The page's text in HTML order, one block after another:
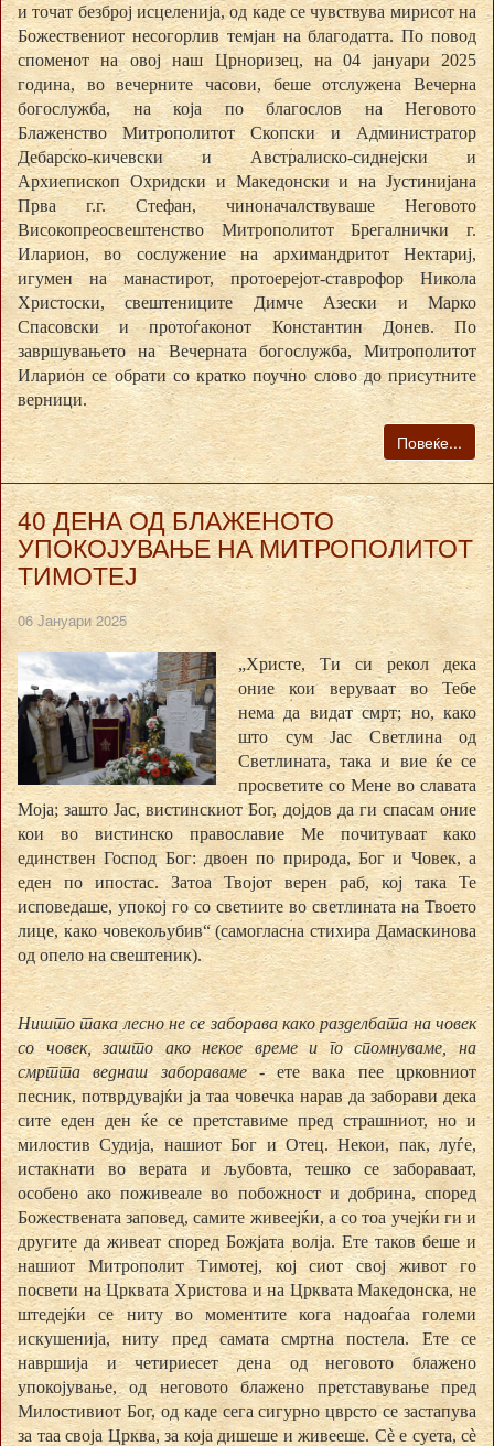
и точат безброј исцеленија, од каде се чувствува мирисот на
Божествениот несогорлив темјан на благодатта. По повод
споменот на овој наш Црноризец, на 04 јануари 2025
година, во вечерните часови, беше отслужена Вечерна
богослужба, на која по благослов на Неговото
Блаженство Митрополитот Скопски и Администратор
Дебарско-кичевски и Австралиско-сиднејски и
Архиепископ Охридски и Македонски и на Јустинијана
Прва г.г. Стефан, чиноначалствуваше Неговото
Високопреосвештенство Митрополитот Брегалнички г.
Иларион, во сослужение на архимандритот Нектариј,
игумен на манастирот, протоерејот-ставрофор Никола
Христоски, свештениците Димче Азески и Марко
Спасовски и протоѓаконот Константин Донев. По
завршувањето на Вечерната богослужба, Митрополитот
Иларион се обрати со кратко поучно слово до присутните
верници.
Повеќе...
40 ДЕНА ОД БЛАЖЕНОТО
УПОКОЈУВАЊЕ НА МИТРОПОЛИТОТ
ТИМОТЕЈ
06 Јануари 2025
„Христе, Ти си рекол дека
оние кои веруваат во Тебе
нема да видат смрт; но, како
што сум Јас Светлина од
Светлината, така и вие ќе се
просветите со Мене во славата
Моја; зашто Јас, вистинскиот Бог, дојдов да ги спасам оние
кои во вистинско православие Ме почитуваат како
единствен Господ Бог: двоен по природа, Бог и Човек, а
еден по ипостас. Затоа Твојот верен раб, кој така Те
исповедаше, упокој го со светиите во светлината на Твоето
лице, како човекољубив“ (самогласна стихира Дамаскинова
од опело на свештеник).
Ништо така лесно не се заборава како разделбата на човек
со човек, зашто ако некое време и го спомнуваме, на
смртта веднаш забораваме -ете вака пее црковниот
песник, потврдувајќи ја таа човечка нарав да заборави дека
сите еден ден ќе се претставиме пред страшниот, но и
милостив Судија, нашиот Бог и Отец. Некои, пак, луѓе,
истакнати во верата и љубовта, тешко се забораваат,
особено ако поживеале во побожност и добрина, според
Божествената заповед, самите живеејќи, а со тоа учејќи ги и
другите да живеат според Божјата волја. Ете таков беше и
нашиот Митрополит Тимотеј, кој сиот свој живот го
посвети на Црквата Христова и на Црквата Македонска, не
штедејќи се ниту во моментите кога надоаѓаа големи
искушенија, ниту пред самата смртна постела. Ете се
навршија и четириесет дена од неговото блажено
упокојување, од неговото блажено претставување пред
Милостивиот Бог, од каде сега сигурно цврсто се застапува
за таа своја Црква, за која дишеше и живееше. Сѐ е суета, сѐ